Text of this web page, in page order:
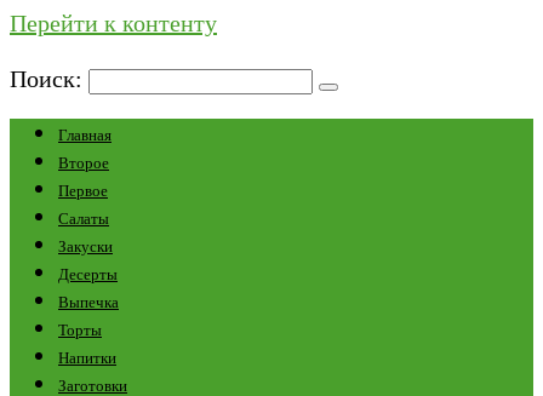
Перейти к контенту
Поиск:
Главная
Второе
Первое
Салаты
Закуски
Десерты
Выпечка
Торты
Напитки
Заготовки